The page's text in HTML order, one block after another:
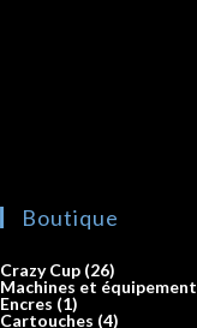
Boutique
Crazy Cup 26
Machines et équipement
Encres 1
Cartouches 4